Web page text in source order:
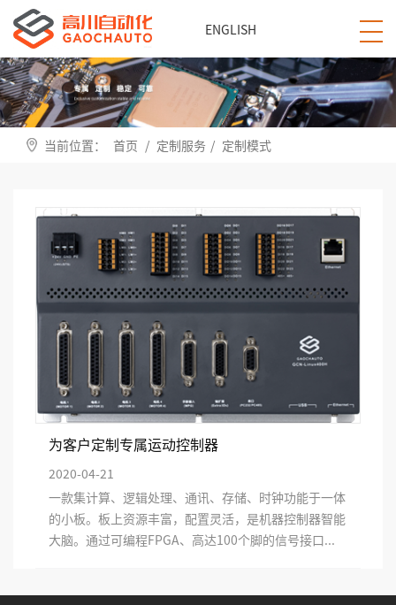
ENGLISH
当前位置： 首页 / 定制服务 / 定制模式
为客户定制专属运动控制器
2020-04-21
一款集计算、逻辑处理、通讯、存储、时钟功能于一体
的小板。板上资源丰富，配置灵活，是机器控制器智能
大脑。通过可编程FPGA、高达100个脚的信号接口...